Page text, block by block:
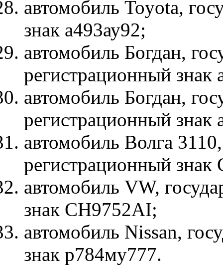
автомобиль Toyota,
знак а493ау92;
автомобиль Богдан,
регистрационный знак
автомобиль Богдан,
регистрационный знак
автомобиль Волга
регистрационный
автомобиль VW,
знак СН9752AI;
автомобиль Nissan,
знак р784му777.